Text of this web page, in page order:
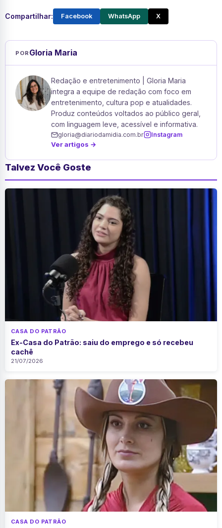
Compartilhar: Facebook WhatsApp X
POR Gloria Maria
Redação e entretenimento | Gloria Maria
integra a equipe de redação com foco em
entretenimento, cultura pop e atualidades.
Produz conteúdos voltados ao público geral,
com linguagem leve, acessível e informativa.
gloria@diariodamidia.com.br Instagram
Ver artigos →
Talvez Você Goste
CASA DO PATRÃO
Ex-Casa do Patrão: saiu do emprego e só recebeu
cachê
21/07/2026
CASA DO PATRÃO